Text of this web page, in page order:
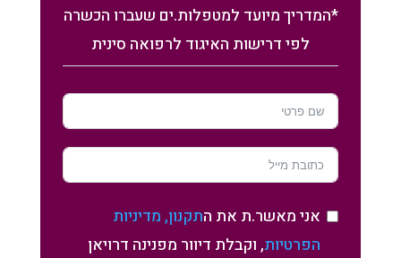
*המדריך מיועד למטפלות.ים שעברו הכשרה
לפי דרישות האיגוד לרפואה סינית
אני מאשר.ת את התקנון, מדיניות
הפרטיות, וקבלת דיוור מפנינה דרויאן